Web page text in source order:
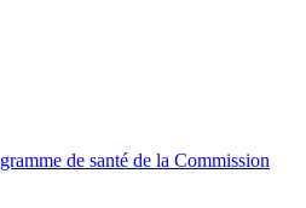
de santé de la Commission